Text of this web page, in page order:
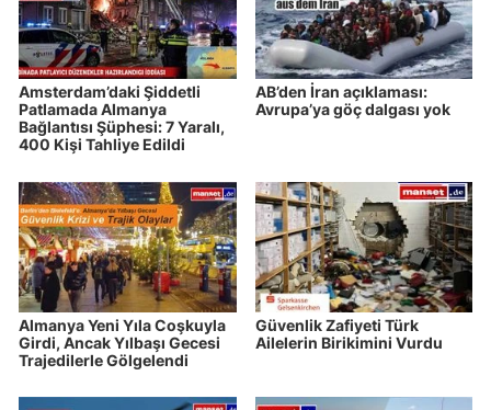
Amsterdam’daki Şiddetli
Patlamada Almanya
Bağlantısı Şüphesi: 7 Yaralı,
400 Kişi Tahliye Edildi
AB’den İran açıklaması:
Avrupa’ya göç dalgası yok
Almanya Yeni Yıla Coşkuyla
Girdi, Ancak Yılbaşı Gecesi
Trajedilerle Gölgelendi
Güvenlik Zafiyeti Türk
Ailelerin Birikimini Vurdu